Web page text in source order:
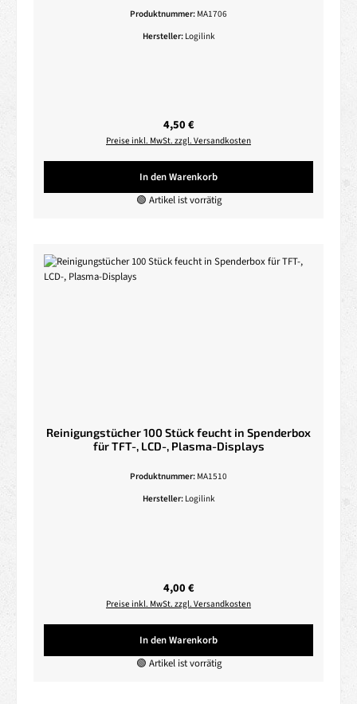
Produktnummer: MA1706
Hersteller: Logilink
Regulärer Preis:
4,50 €
Preise inkl. MwSt. zzgl. Versandkosten
In den Warenkorb
🟢 Artikel ist vorrätig
Reinigungstücher 100 Stück feucht in Spenderbox
für TFT-, LCD-, Plasma-Displays
Produktnummer: MA1510
Hersteller: Logilink
Regulärer Preis:
4,00 €
Preise inkl. MwSt. zzgl. Versandkosten
In den Warenkorb
🟢 Artikel ist vorrätig